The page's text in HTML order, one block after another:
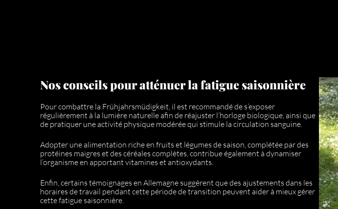
Nos conseils pour atténuer la fatigue saisonnière
Pour combattre la Frühjahrsmüdigkeit, il est recommandé de s’exposer
régulièrement à la lumière naturelle afin de réajuster l’horloge biologique, ainsi que
de pratiquer une activité physique modérée qui stimule la circulation sanguine.
Adopter une alimentation riche en fruits et légumes de saison, complétée par des
protéines maigres et des céréales complètes, contribue également à dynamiser
l’organisme en apportant vitamines et antioxydants.
Enfin, certains témoignages en Allemagne suggèrent que des ajustements dans les
horaires de travail pendant cette période de transition peuvent aider à mieux gérer
cette fatigue saisonnière.